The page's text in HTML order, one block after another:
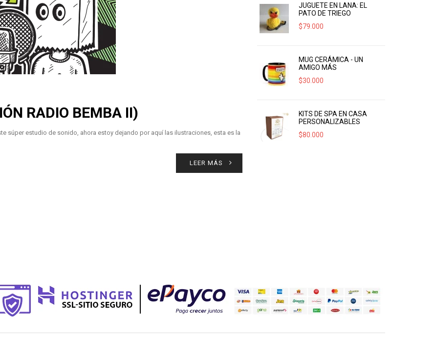
RADIO BEMBA II)
súper estudio de sonido, ahora estoy dejando por aquí las ilustraciones, esta es la
LEER MÁS
JUGUETE EN LANA: EL
PATO DE TRIEGO
$79.000
MUG CERÁMICA - UN
AMIGO MÁS
$30.000
KITS DE SPA EN CASA
PERSONALIZABLES
$80.000